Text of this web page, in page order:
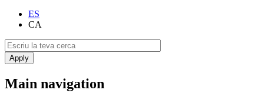
ES
CA
Main navigation